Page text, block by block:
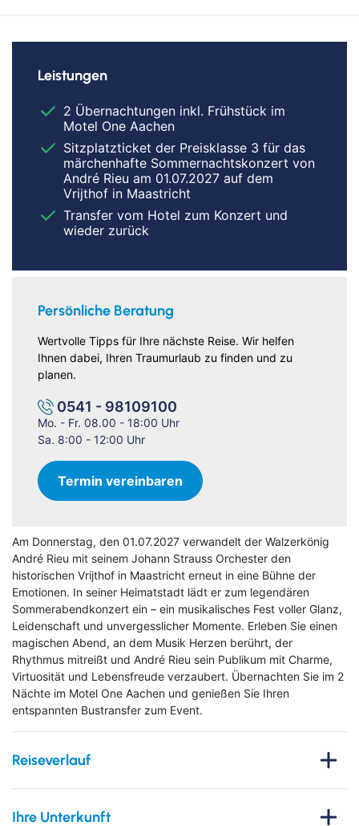
Am Donnerstag, den 01.07.2027 verwandelt der Walzerkönig
André Rieu mit seinem Johann Strauss Orchester den
historischen Vrijthof in Maastricht erneut in eine Bühne der
Emotionen. In seiner Heimatstadt lädt er zum legendären
Sommerabendkonzert ein – ein musikalisches Fest voller Glanz,
Leidenschaft und unvergesslicher Momente. Erleben Sie einen
magischen Abend, an dem Musik Herzen berührt, der
Rhythmus mitreißt und André Rieu sein Publikum mit Charme,
Virtuosität und Lebensfreude verzaubert. Übernachten Sie im 2
Nächte im Motel One Aachen und genießen Sie Ihren
entspannten Bustransfer zum Event.
Reiseverlauf
Ihre Unterkunft
Leistungen
2 Übernachtungen inkl. Frühstück im
Motel One Aachen
Sitzplatzticket der Preisklasse 3 für das
märchenhafte Sommernachtskonzert von
André Rieu am 01.07.2027 auf dem
Vrijthof in Maastricht
Transfer vom Hotel zum Konzert und
wieder zurück
Persönliche Beratung
Wertvolle Tipps für Ihre nächste Reise. Wir helfen
Ihnen dabei, Ihren Traumurlaub zu finden und zu
planen.
0541 - 98109100
Mo. - Fr. 08.00 - 18:00 Uhr
Sa. 8:00 - 12:00 Uhr
Termin vereinbaren